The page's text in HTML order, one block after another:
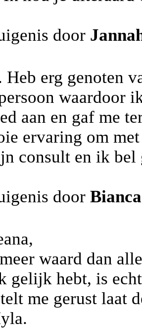
door
Heb erg genoten
waardoor
aan en gaf me
ervaring om
consult en ik bel
door Bianca
waard dan
gelijk hebt, is
me gerust laat